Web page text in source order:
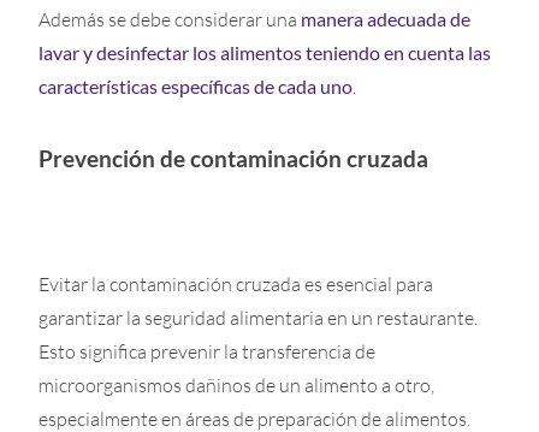
Además se debe considerar una manera adecuada de
lavar y desinfectar los alimentos teniendo en cuenta las
características específicas de cada uno.
Prevención de contaminación cruzada
Evitar la contaminación cruzada es esencial para
garantizar la seguridad alimentaria en un restaurante.
Esto significa prevenir la transferencia de
microorganismos dañinos de un alimento a otro,
especialmente en áreas de preparación de alimentos.